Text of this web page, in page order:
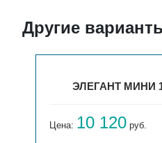
Другие
ЭЛЕГАНТ МИНИ
Цена: 10 120 руб.